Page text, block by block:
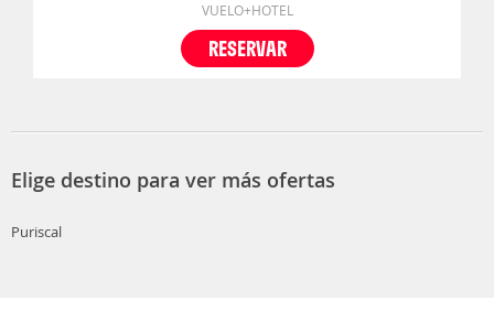
VUELO+HOTEL
RESERVAR
Elige destino para ver más ofertas
Puriscal